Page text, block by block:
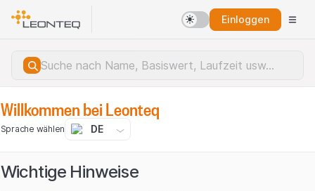
Einloggen
Willkommen bei Leonteq
Sprache wählen DE
Wichtige Hinweise